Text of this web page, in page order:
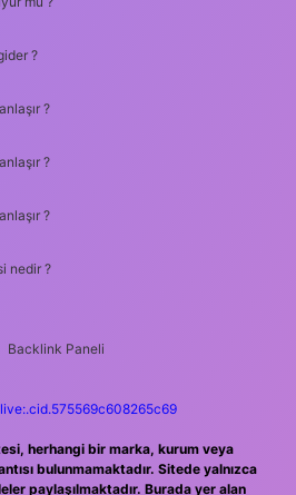
?
?
?
?
nedir ?
herhangi bir marka, kurum veya
bulunmamaktadır. Sitede yalnızca
paylaşılmaktadır. Burada yer alan